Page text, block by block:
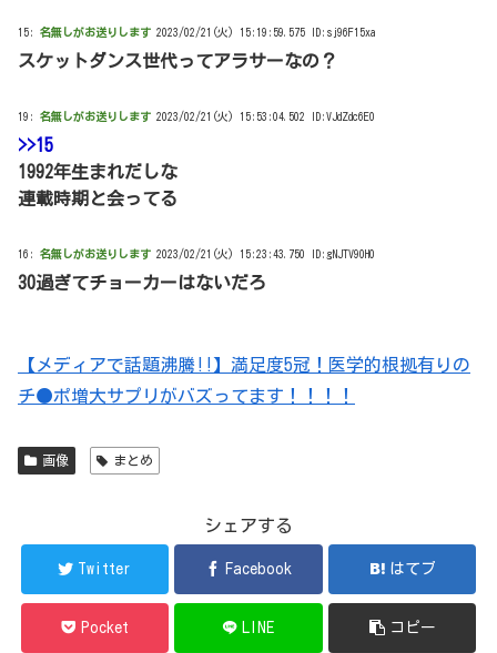
15: 名無しがお送りします 2023/02/21(火) 15:19:59.575 ID:sj96F15xa
スケットダンス世代ってアラサーなの？
19: 名無しがお送りします 2023/02/21(火) 15:53:04.502 ID:VJdZdc6E0
>>15
1992年生まれだしな
連載時期と会ってる
16: 名無しがお送りします 2023/02/21(火) 15:23:43.750 ID:gNJTV90H0
30過ぎてチョーカーはないだろ
【メディアで話題沸騰!!】満足度5冠！医学的根拠有りの
チ●ポ増大サプリがバズってます！！！！
画像 まとめ
シェアする
Twitter Facebook はてブ
Pocket LINE コピー